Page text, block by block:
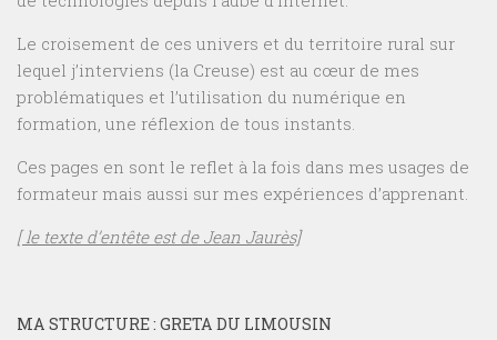
Le croisement de ces univers et du territoire rural sur
lequel j’interviens (la Creuse) est au cœur de mes
problématiques et l’utilisation du numérique en
formation, une réflexion de tous instants.
Ces pages en sont le reflet à la fois dans mes usages de
formateur mais aussi sur mes expériences d’apprenant.
[ le texte d’entête est de Jean Jaurès]
MA STRUCTURE : GRETA DU LIMOUSIN